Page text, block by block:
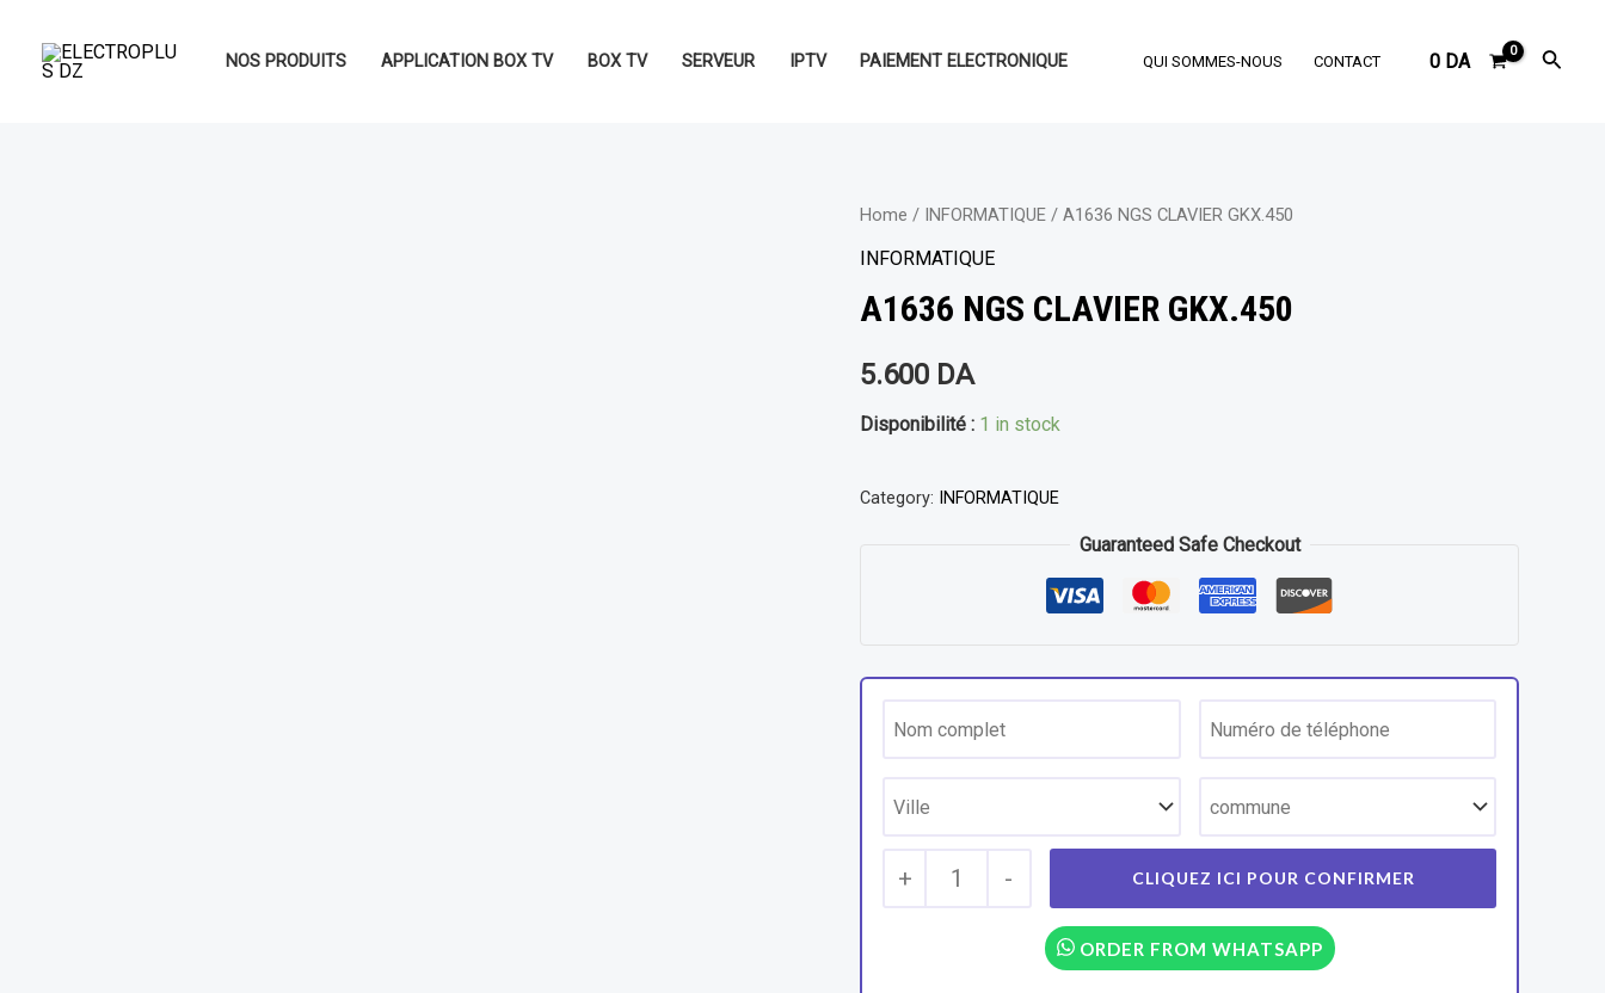
contenu
NOS PRODUITS APPLICATION BOX TV BOX TV SERVEUR IPTV PAIEMENT ELECTRONIQUE QUI SOMMES-NOUS CONTACT 0 DA
Home / INFORMATIQUE / A1636 NGS CLAVIER GKX.450
INFORMATIQUE
A1636 NGS CLAVIER GKX.450
5.600 DA
Disponibilité : 1 in stock
Category: INFORMATIQUE
Guaranteed Safe Checkout
+ 1 -
ORDER FROM WHATSAPP